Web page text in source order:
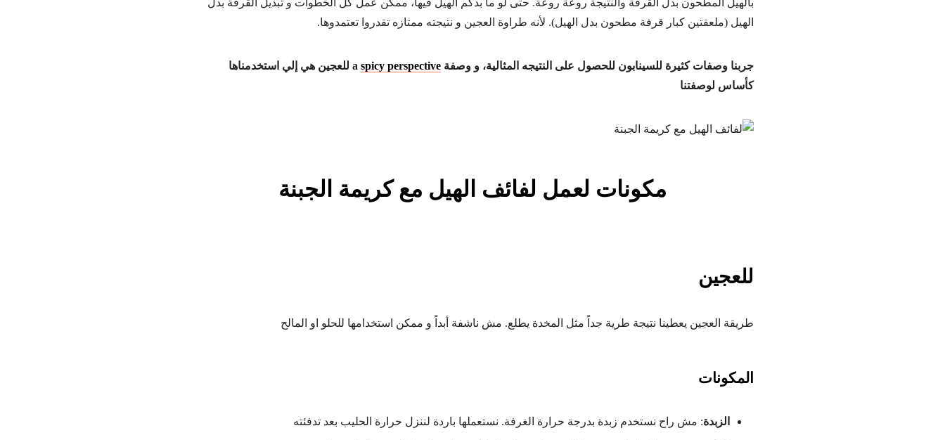
بالهيل المطحون بدل القرفة والنتيجة روعة روعة. حتى لو ما بدكم الهيل فيها، ممكن عمل كل الخطوات و تبديل القرفة بدل
الهيل (ملعقتين كبار قرفة مطحون بدل الهيل). لأنه طراوة العجين و نتيجته ممتازه تقدروا تعتمدوها.
جربنا وصفات كثيرة للسينابون للحصول على النتيجه المثالية، و وصفة a spicy perspective
للعجين هي إلي استخدمناها
كأساس لوصفتنا
مكونات لعمل لفائف الهيل مع كريمة الجبنة
للعجين
طريقة العجين يعطينا نتيجة طرية جداً مثل المخدة يطلع. مش ناشفة أبداً و ممكن استخدامها للحلو او المالح
المكونات
الزبدة: مش راح نستخدم زبدة بدرجة حرارة الغرفة. نستعملها باردة لننزل حرارة الحليب بعد تدفئته